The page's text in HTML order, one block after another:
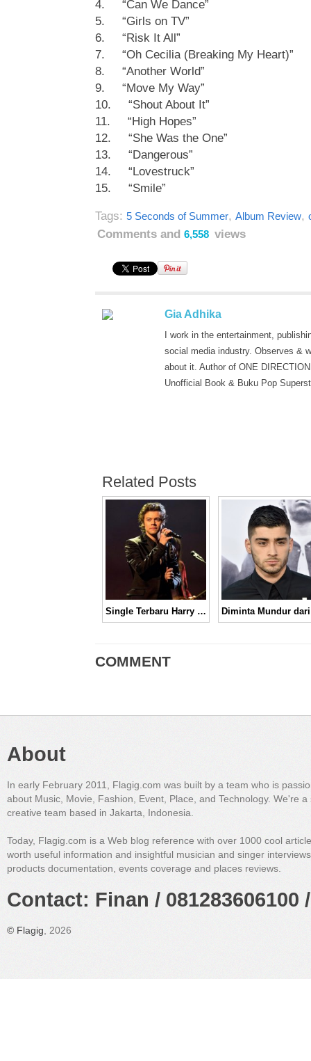
4. “Can We Dance”
5. “Girls on TV”
6. “Risk It All”
7. “Oh Cecilia (Breaking My Heart)”
8. “Another World”
9. “Move My Way”
10. “Shout About It”
11. “High Hopes”
12. “She Was the One”
13. “Dangerous”
14. “Lovestruck”
15. “Smile”
Tags: 5 Seconds of Summer, Album Review,
Comments and 6,558 views
Gia Adhika
I work in the entertainment,
social media industry. Observes &
about it. Author of ONE
Unofficial Book & Buku Pop
Related Posts
Single Terbaru Harry Styles, “Sweet Creature” Sukses Bikin Nagis Tersedu-sedu!
COMMENT
About
In early February 2011, Flagig.com was built by a team who is
about Music, Movie, Fashion, Event, Place, and Technology. We're a
creative team based in Jakarta, Indonesia.
Today, Flagig.com is a Web blog reference with over 1000 cool
worth useful information and insightful musician and singer
products documentation, events coverage and places reviews.
Contact: Finan /
© Flagig, 2026